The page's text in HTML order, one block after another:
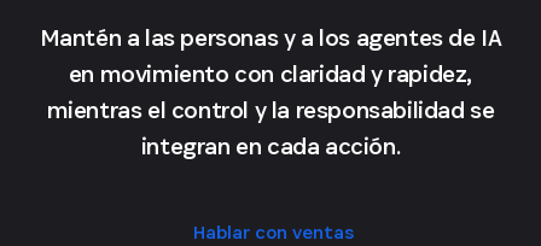
Mantén a las personas y a los agentes de IA
en movimiento con claridad y rapidez,
mientras el control y la responsabilidad se
integran en cada acción.
Hablar con ventas